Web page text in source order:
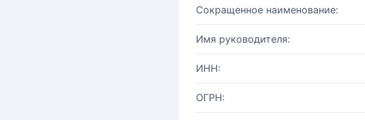
Сокращенное наименование:
Имя руководителя:
ИНН:
ОГРН: